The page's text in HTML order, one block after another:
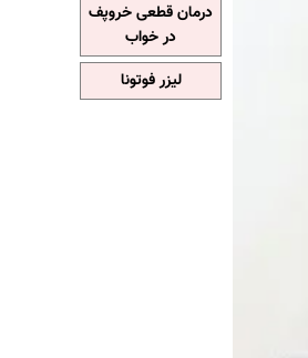
درمان قطعی خروپف
در خواب
لیزر فوتونا